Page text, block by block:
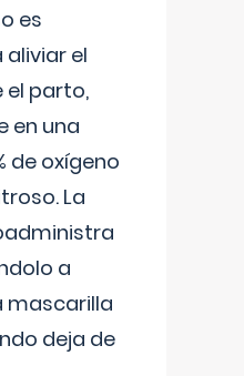
es
el
el parto,
en una
de oxígeno
La
a
mascarilla
deja de